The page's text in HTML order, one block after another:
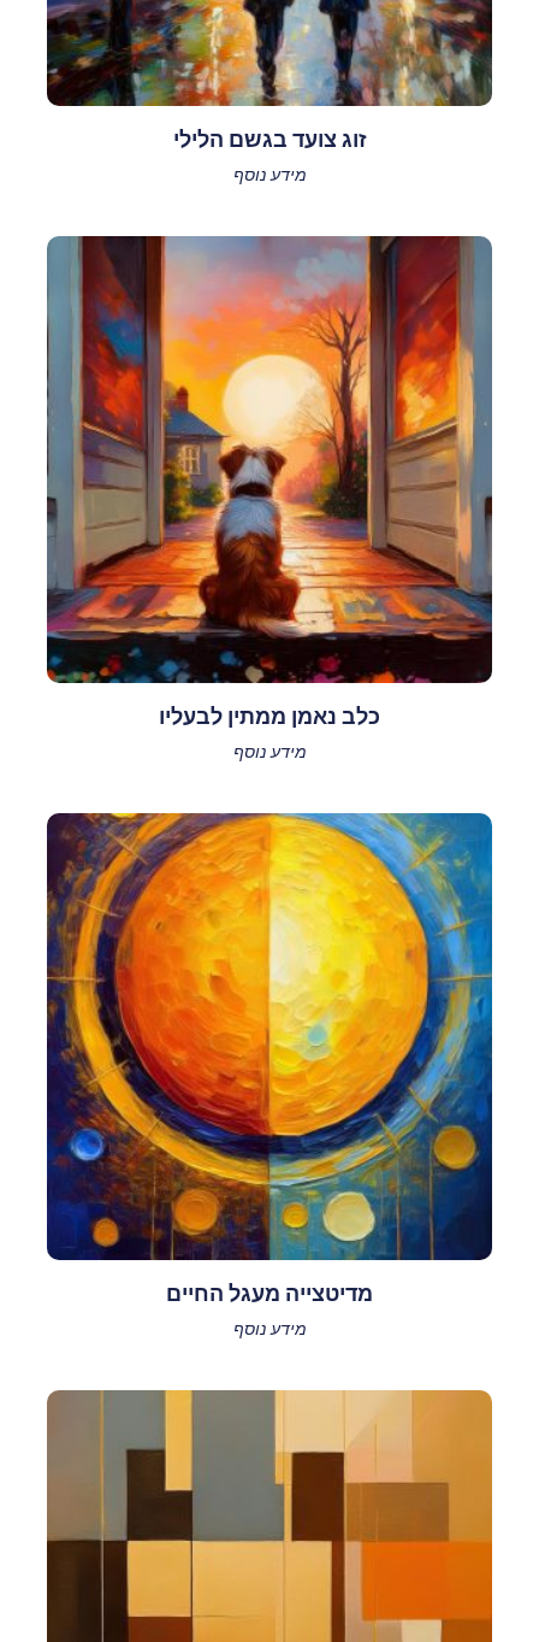
זוג צועד בגשם הלילי
מידע נוסף
כלב נאמן ממתין לבעליו
מידע נוסף
מדיטצייה מעגל החיים
מידע נוסף